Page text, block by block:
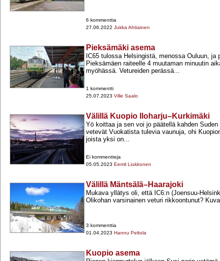
6 kommenttia
27.06.2022 Jukka Ahtiainen
Pieksämäki asema
IC65 tulossa Helsingistä, menossa Ouluun, ja
Pieksämäen raiteelle 4 muutaman minuutin
myöhässä. Vetureiden perässä...
1 kommentti
25.07.2023 Ville Saalo
Välillä Kuopio Iloharju–Kurkimäki
Yö koittaa ja sen voi jo päätellä kahden
vetevät Vuokatista tulevia vaunuja, ohi
joista yksi on...
Ei kommentteja
05.05.2023 Eemil Liukkonen
Välillä Mäntsälä–Haarajoki
Mukava yllätys oli, että IC6:n (Joensuu-​
Olikohan varsinainen veturi rikkoontunut?
3 kommenttia
01.04.2023 Hannu Peltola
Kuopio asema